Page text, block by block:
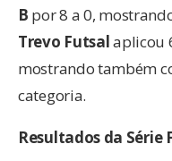
B por 8 a 0,
Trevo Futsalaplicou
mostrando também
categoria.
Resultados da Série